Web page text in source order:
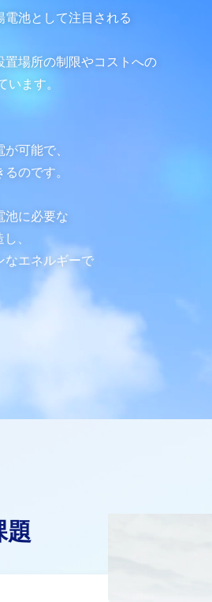
池として注目される
場所の制限やコストへの
ます。
可能で、
のです。
池に必要な
、
なエネルギーで
題